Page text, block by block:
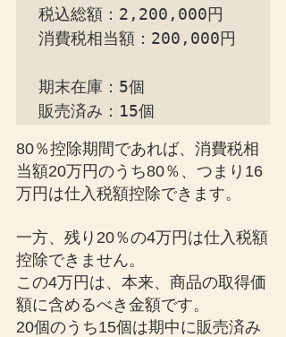
税込総額：2,200,000円
消費税相当額：200,000円
期末在庫：5個
販売済み：15個
80％控除期間であれば、消費税相
当額20万円のうち80％、つまり16
万円は仕入税額控除できます。
一方、残り20％の4万円は仕入税額
控除できません。
この4万円は、本来、商品の取得価
額に含めるべき金額です。
20個のうち15個は期中に販売済み